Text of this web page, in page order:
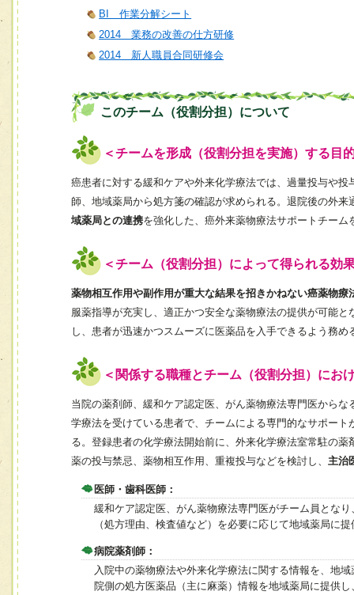
BI 作業分解シート
2014 業務の改善の仕方研修
2014 新人職員合同研修会
このチーム（役割分担）について
＜チームを形成（役割分担を実施）する目
癌患者に対する緩和ケアや外来化学療法では、過量投与や
師、地域薬局から処方箋の確認が求められる。退院後の外
域薬局との連携を強化した、癌外来薬物療法サポートチーム
＜チーム（役割分担）によって得られる効
薬物相互作用や副作用が重大な結果を招きかねない癌薬物療
服薬指導が充実し、適正かつ安全な薬物療法の提供が可能
し、患者が迅速かつスムーズに医薬品を入手できるよう務め
＜関係する職種とチーム（役割分担）にお
当院の薬剤師、緩和ケア認定医、がん薬物療法専門医から
学療法を受けている患者で、チームによる専門的なサポート
る。登録患者の化学療法開始前に、外来化学療法室常駐の
薬の投与禁忌、薬物相互作用、重複投与などを検討し、 主治
医師・歯科医師：
緩和ケア認定医、がん薬物療法専門医がチーム員とな
（処方理由、検査値など）を必要に応じて地域薬局に
病院薬剤師：
入院中の薬物療法や外来化学療法に関する情報を、地
院側の処方医薬品（主に麻薬）情報を地域薬局に提供